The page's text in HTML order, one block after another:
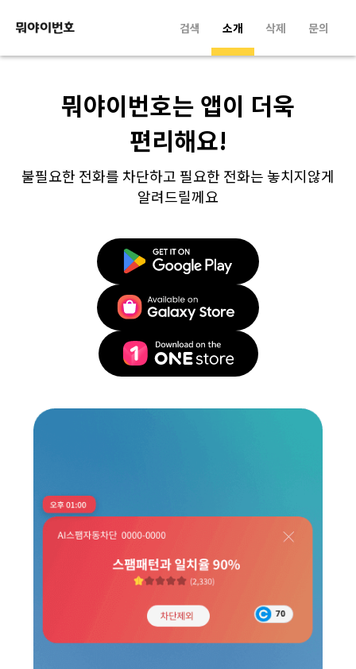
검색 소개 삭제 문의
뭐야이번호는 앱이 더욱
편리해요!
불필요한 전화를 차단하고 필요한 전화는 놓치지않게
알려드릴께요